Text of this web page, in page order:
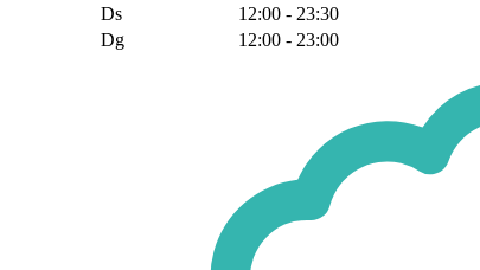
Ds
12:00 - 23:30
Dg
12:00 - 23:00